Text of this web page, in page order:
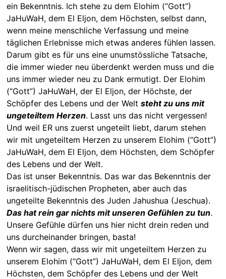
ein Bekenntnis. Ich stehe zu dem Elohim (“Gott”)
JaHuWaH, dem El Eljon, dem Höchsten, selbst dann,
wenn meine menschliche Verfassung und meine
täglichen Erlebnisse mich etwas anderes fühlen lassen.
Darum gibt es für uns eine unumstössliche Tatsache,
die immer wieder neu überdenkt werden muss und die
uns immer wieder neu zu Dank ermutigt. Der Elohim
(“Gott”) JaHuWaH, der El Eljon, der Höchste, der
Schöpfer des Lebens und der Welt steht zu uns mit
ungeteiltem Herzen. Lasst uns das nicht vergessen!
Und weil ER uns zuerst ungeteilt liebt, darum stehen
wir mit ungeteiltem Herzen zu unserem Elohim (“Gott”)
JaHuWaH, dem El Eljon, dem Höchsten, dem Schöpfer
des Lebens und der Welt.
Das ist unser Bekenntnis. Das war das Bekenntnis der
israelitisch-jüdischen Propheten, aber auch das
ungeteilte Bekenntnis des Juden Jahushua (Jeschua).
Das hat rein gar nichts mit unseren Gefühlen zu tun.
Unsere Gefühle dürfen uns hier nicht drein reden und
uns durcheinander bringen, basta!
Wenn wir sagen, dass wir mit ungeteiltem Herzen zu
unserem Elohim (“Gott”) JaHuWaH, dem El Eljon, dem
Höchsten, dem Schöpfer des Lebens und der Welt